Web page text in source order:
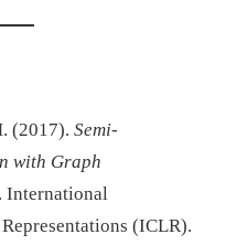
(2017). Semi-
with Graph
. International
(ICLR).